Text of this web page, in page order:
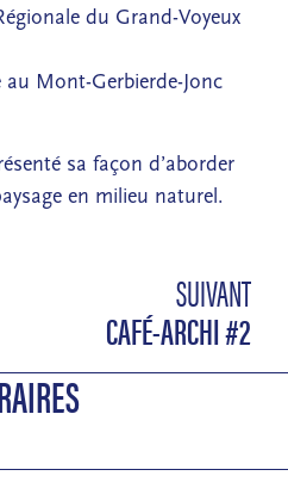
du Grand-Voyeux
au Mont-Gerbierde-Jonc
sa façon d’aborder
en milieu naturel.
SUIVANT
CAFÉ-ARCHI #2